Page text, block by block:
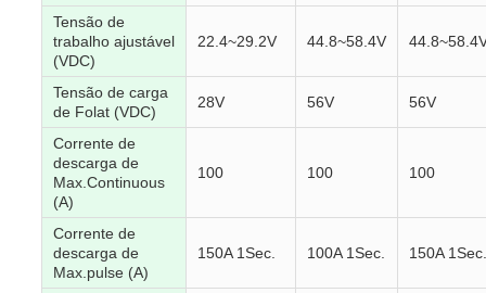
Tensão de
trabalho ajustável
(VDC)
22.4~29.2V 44.8~58.4V
Tensão de carga
de Folat (VDC)
28V 56V 56V
Corrente de
descarga de
Max.Continuous
(A)
100 100 100
Corrente de
descarga de
Max.pulse (A)
150A 1Sec. 100A 1Sec. 150A 1Sec.